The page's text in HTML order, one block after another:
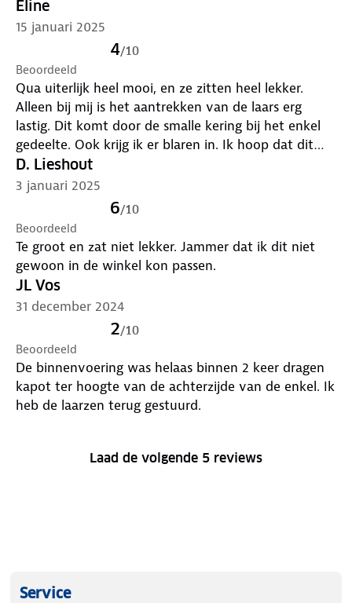
terug naar onze partner, een ander bedrijf.
Medewerker ANWB-winkel wel heel lief alle stappen
online uitgelegd en op papiertje geschreven. Na 3
dagen retourlabel online ontvangen. Dat laten
printen bij Copyshop en toen opgeplakt en met de
fiets naarDHL gebracht. Spijt van online bestellen!!!
Eline
15 januari 2025
4/10
Beoordeeld
Qua uiterlijk heel mooi, en ze zitten heel lekker.
Alleen bij mij is het aantrekken van de laars erg
lastig. Dit komt door de smalle kering bij het enkel
gedeelte. Ook krijg ik er blaren in. Ik hoop dat dit
beter wordt naarmate ik ze aantrek. Ik zou ze zelf
niet nogmaals kopen met de kennis van nu.
D. Lieshout
3 januari 2025
6/10
Beoordeeld
Te groot en zat niet lekker. Jammer dat ik dit niet
gewoon in de winkel kon passen.
JL Vos
31 december 2024
2/10
Beoordeeld
De binnenvoering was helaas binnen 2 keer dragen
kapot ter hoogte van de achterzijde van de enkel. Ik
heb de laarzen terug gestuurd.
Laad de volgende 5 reviews
Service